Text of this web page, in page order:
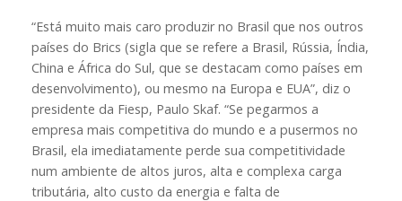
“Está muito mais caro produzir no Brasil que nos outros
países do Brics (sigla que se refere a Brasil, Rússia, Índia,
China e África do Sul, que se destacam como países em
desenvolvimento), ou mesmo na Europa e EUA”, diz o
presidente da Fiesp, Paulo Skaf. “Se pegarmos a
empresa mais competitiva do mundo e a pusermos no
Brasil, ela imediatamente perde sua competitividade
num ambiente de altos juros, alta e complexa carga
tributária, alto custo da energia e falta de